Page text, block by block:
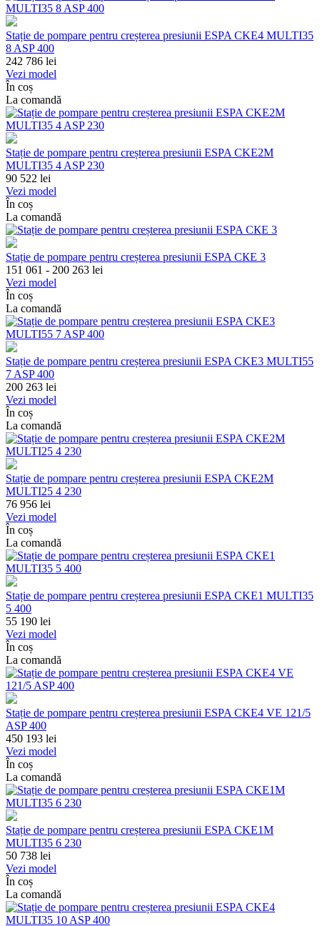
Stație de pompare pentru creșterea presiunii ESPA CKE4 MULTI35
8 ASP 400
242 786 lei
Vezi model
În coș
La comandă
Stație de pompare pentru creșterea presiunii ESPA CKE2M
MULTI35 4 ASP 230
90 522 lei
Vezi model
În coș
La comandă
Stație de pompare pentru creșterea presiunii ESPA СКЕ 3
151 061 - 200 263 lei
Vezi model
În coș
La comandă
Stație de pompare pentru creșterea presiunii ESPA CKE3 MULTI55
7 ASP 400
200 263 lei
Vezi model
În coș
La comandă
Stație de pompare pentru creșterea presiunii ESPA CKE2M
MULTI25 4 230
76 956 lei
Vezi model
În coș
La comandă
Stație de pompare pentru creșterea presiunii ESPA CKE1 MULTI35
5 400
55 190 lei
Vezi model
În coș
La comandă
Stație de pompare pentru creșterea presiunii ESPA CKE4 VE 121/5
ASP 400
450 193 lei
Vezi model
În coș
La comandă
Stație de pompare pentru creșterea presiunii ESPA CKE1M
MULTI35 6 230
50 738 lei
Vezi model
În coș
La comandă